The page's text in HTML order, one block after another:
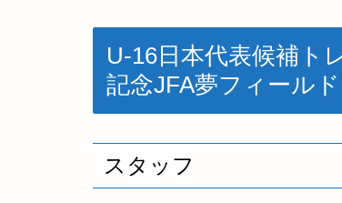
U-16日本代表候補ト
記念JFA夢フィール
スタッフ